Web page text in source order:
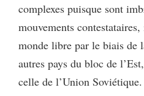
complexes puisque sont
mouvements
monde libre par le biais de
autres pays du bloc de
celle de l’Union Soviétique.